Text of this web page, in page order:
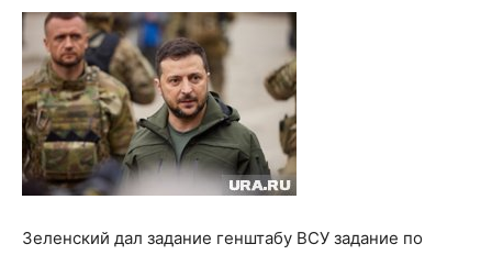
Зеленский дал задание генштабу ВСУ задание по